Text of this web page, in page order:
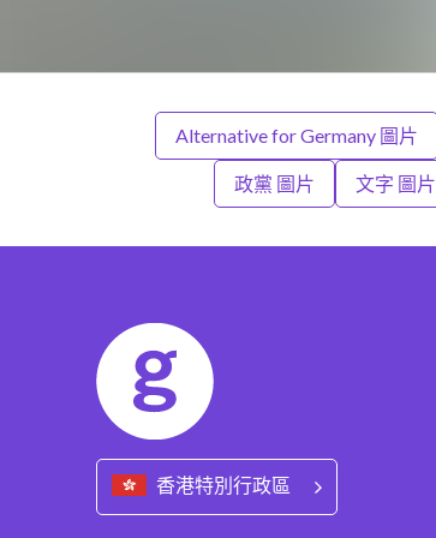
Alternative for Germany 圖片
政黨 圖片 文字 圖片
香港特別行政區